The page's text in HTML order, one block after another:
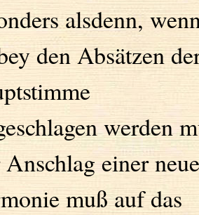
alsdenn,
den Absätzen
werden
einer
muß auf das